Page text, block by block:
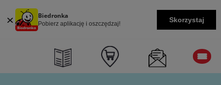
Biedronka
Pobierz aplikację i oszczędzaj! Skorzystaj